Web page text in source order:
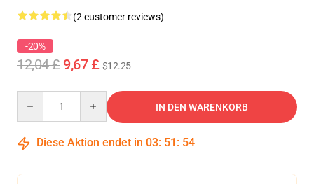
(2 customer reviews)
-20%
12,04 £ 9,67 £ $12.25
IN DEN WARENKORB
Diese Aktion endet in 03: 51 : 54